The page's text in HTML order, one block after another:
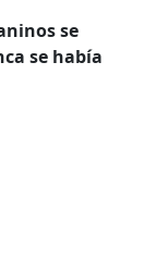
se
se había